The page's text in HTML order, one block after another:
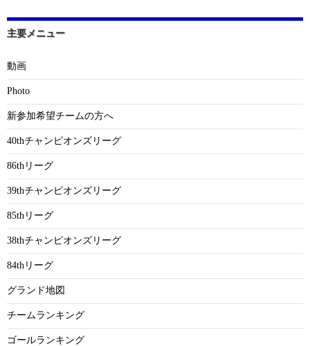
主要メニュー
動画
Photo
新参加希望チームの方へ
40thチャンピオンズリーグ
86thリーグ
39thチャンピオンズリーグ
85thリーグ
38thチャンピオンズリーグ
84thリーグ
グランド地図
チームランキング
ゴールランキング